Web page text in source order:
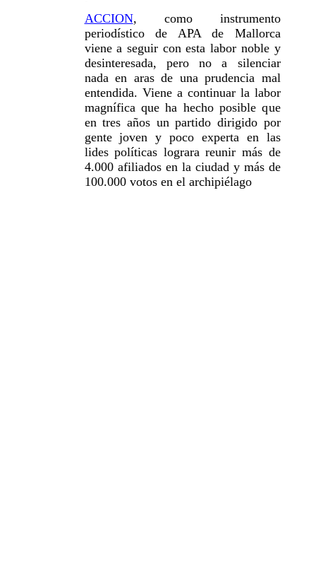
ACCION, como instrumento
periodístico de APA de Mallorca
viene a seguir con esta labor noble y
desinteresada, pero no a silenciar
nada en aras de una prudencia mal
entendida. Viene a continuar la labor
magnífica que ha hecho posible que
en tres años un partido dirigido por
gente joven y poco experta en las
lides políticas lograra reunir más de
4.000 afiliados en la ciudad y más de
100.000 votos en el archipiélago